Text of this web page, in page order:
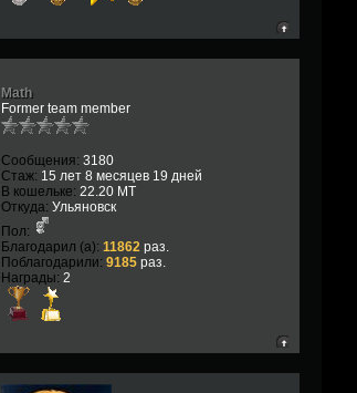
Math
Former team member
Сообщения: 3180
Стаж: 15 лет 8 месяцев 19 дней
В кошельке: 22.20 MT
Откуда: Ульяновск
Пол:
Благодарил (а): 11862раз.
Поблагодарили: 9185раз.
Награды: 2